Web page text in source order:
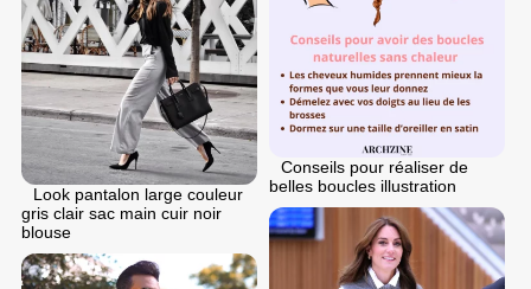
Conseils pour réaliser de
belles boucles illustration
Look pantalon large couleur
gris clair sac main cuir noir
blouse